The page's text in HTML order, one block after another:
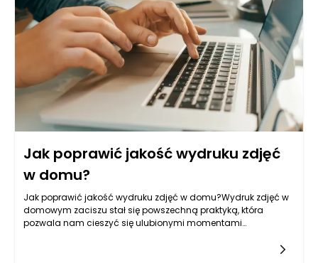
Jak poprawić jakość wydruku zdjęć
w domu?
Jak poprawić jakość wydruku zdjęć w domu?Wydruk zdjęć w
domowym zaciszu stał się powszechną praktyką, która
pozwala nam cieszyć się ulubionymi momentami